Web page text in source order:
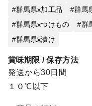
群馬県x加工品
群馬
群馬県xつけもの
群
群馬県x漬け
賞味期限 / 保存方法
発送から30日間
１０℃以下